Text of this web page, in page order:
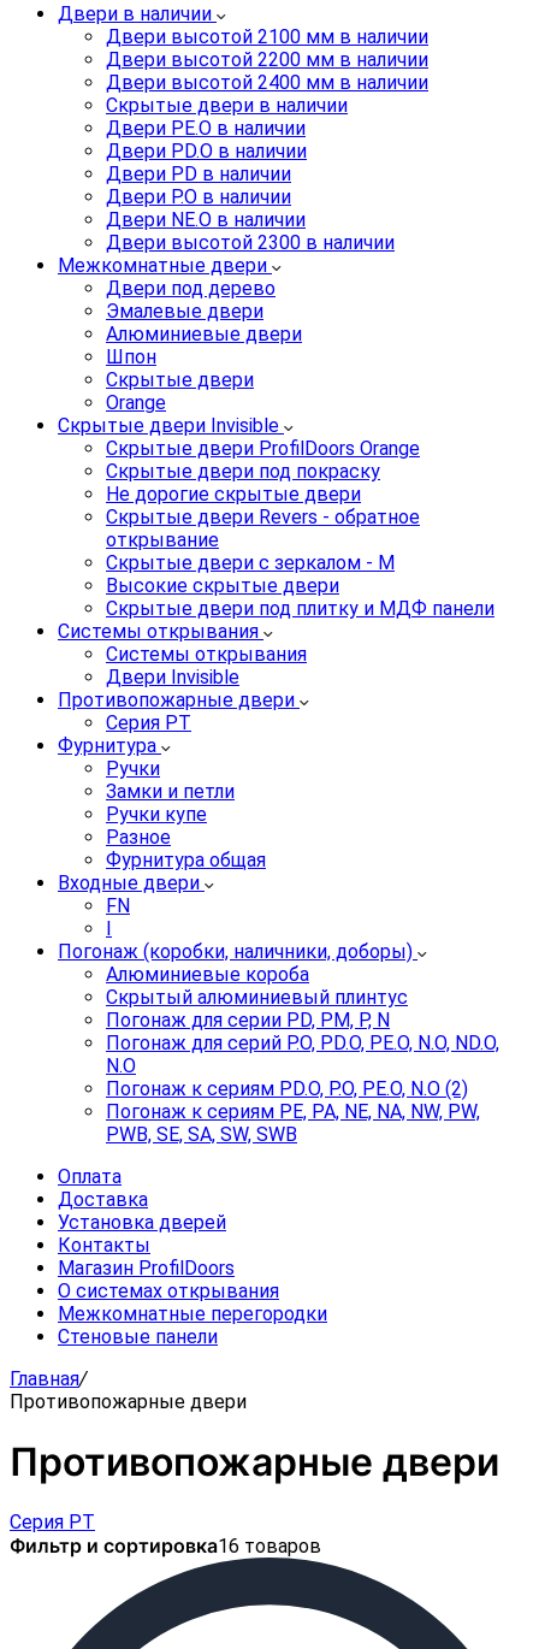
Двери в наличии
Двери высотой 2100 мм в наличии
Двери высотой 2200 мм в наличии
Двери высотой 2400 мм в наличии
Скрытые двери в наличии
Двери PE.O в наличии
Двери PD.O в наличии
Двери PD в наличии
Двери P.O в наличии
Двери NE.O в наличии
Двери высотой 2300 в наличии
Межкомнатные двери
Двери под дерево
Эмалевые двери
Алюминиевые двери
Шпон
Скрытые двери
Orange
Скрытые двери Invisible
Скрытые двери ProfilDoors Orange
Скрытые двери под покраску
Не дорогие скрытые двери
Скрытые двери Revers - обратное
открывание
Скрытые двери с зеркалом - M
Высокие скрытые двери
Скрытые двери под плитку и МДФ панели
Системы открывания
Системы открывания
Двери Invisible
Противопожарные двери
Серия PT
Фурнитура
Ручки
Замки и петли
Ручки купе
Разное
Фурнитура общая
Входные двери
FN
I
Погонаж (коробки, наличники, доборы)
Алюминиевые короба
Скрытый алюминиевый плинтус
Погонаж для серии PD, PM, P, N
Погонаж для серий P.O, PD.O, PE.O, N.O, ND.O,
N.O
Погонаж к сериям PD.O, P.O, PE.O, N.O (2)
Погонаж к сериям PE, PA, NE, NA, NW, PW,
PWB, SE, SA, SW, SWB
Оплата
Доставка
Установка дверей
Контакты
Магазин ProfilDoors
О системах открывания
Межкомнатные перегородки
Стеновые панели
Главная/
Противопожарные двери
Противопожарные двери
Серия PT
Фильтр и сортировка16 товаров